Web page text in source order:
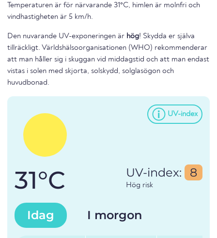
Temperaturen är för närvarande 31°C, himlen är molnfri och
vindhastigheten är 5 km/h.
Den nuvarande UV-exponeringen är hög! Skydda er själva
tillräckligt. Världshälsoorganisationen (WHO) rekommenderar
att man håller sig i skuggan vid middagstid och att man endast
vistas i solen med skjorta, solskydd, solglasögon och
huvudbonad.
UV-index
31°C UV-index: 8
Hög risk
Idag I morgon